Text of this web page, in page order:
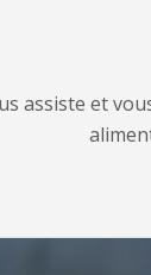
assiste et